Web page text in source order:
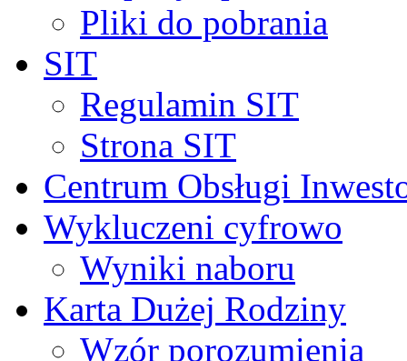
Pliki do pobrania
SIT
Regulamin SIT
Strona SIT
Centrum Obsługi
Wykluczeni cyfrowo
Wyniki naboru
Karta Dużej Rodziny
Wzór porozumienia